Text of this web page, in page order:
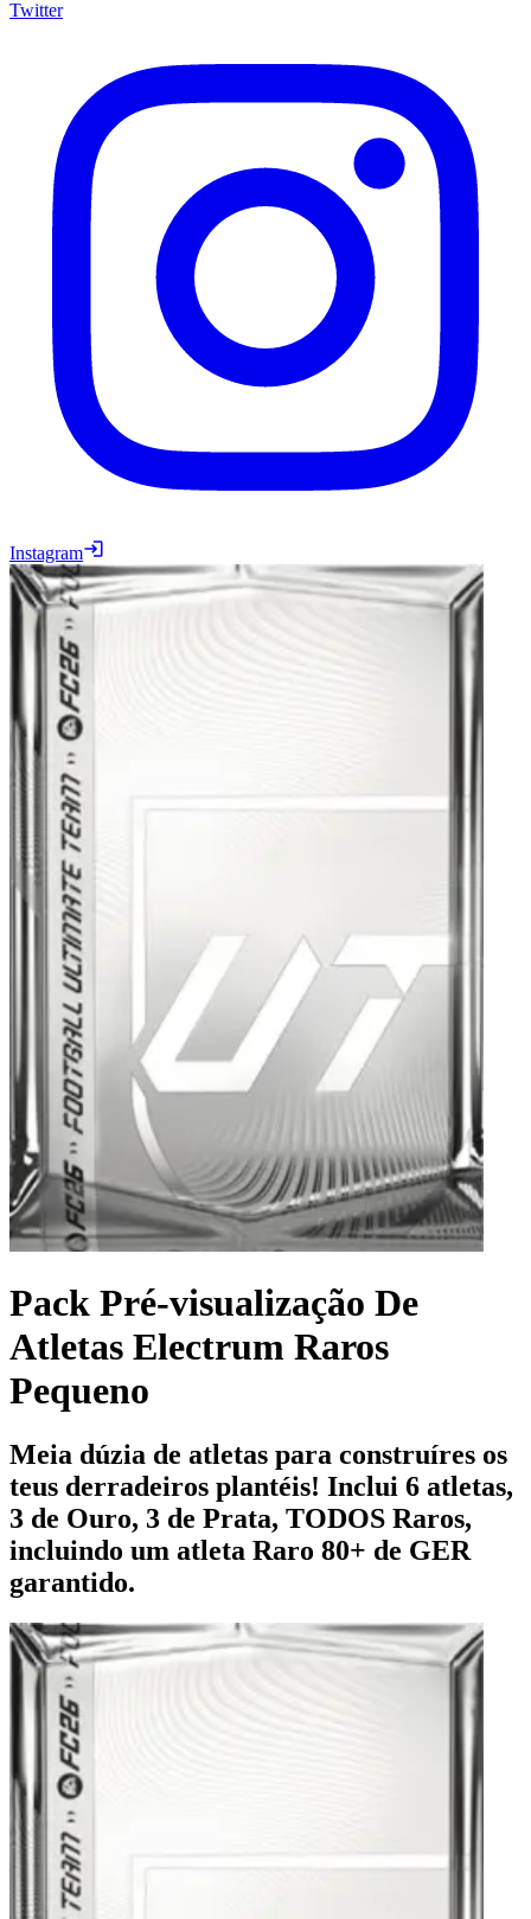
Twitter
Instagram
Pack Pré-visualização De
Atletas Electrum Raros
Pequeno
Meia dúzia de atletas para construíres os
teus derradeiros plantéis! Inclui 6 atletas,
3 de Ouro, 3 de Prata, TODOS Raros,
incluindo um atleta Raro 80+ de GER
garantido.